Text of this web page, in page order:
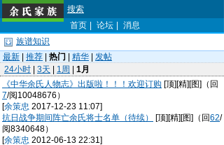
搜索
首页
论坛
消息
族谱知识
最新
推荐 热门 精华
发帖
24小时
3天 1周
1月
《中华余氏人物志》出版啦！！！欢迎订购 [顶][精][图]（回
7/阅10048676）
[余策忠 2017-12-23 11:07]
抗日战争期间阵亡余氏将士名单（待续）
[顶][精][图]（回62/
阅8340648）
[余策忠 2012-06-13 22:31]